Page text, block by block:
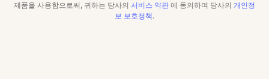
제품을 사용함으로써, 귀하는 당사의 서비스 약관 에 동의하며 당사의 개인정
보 보호정책.